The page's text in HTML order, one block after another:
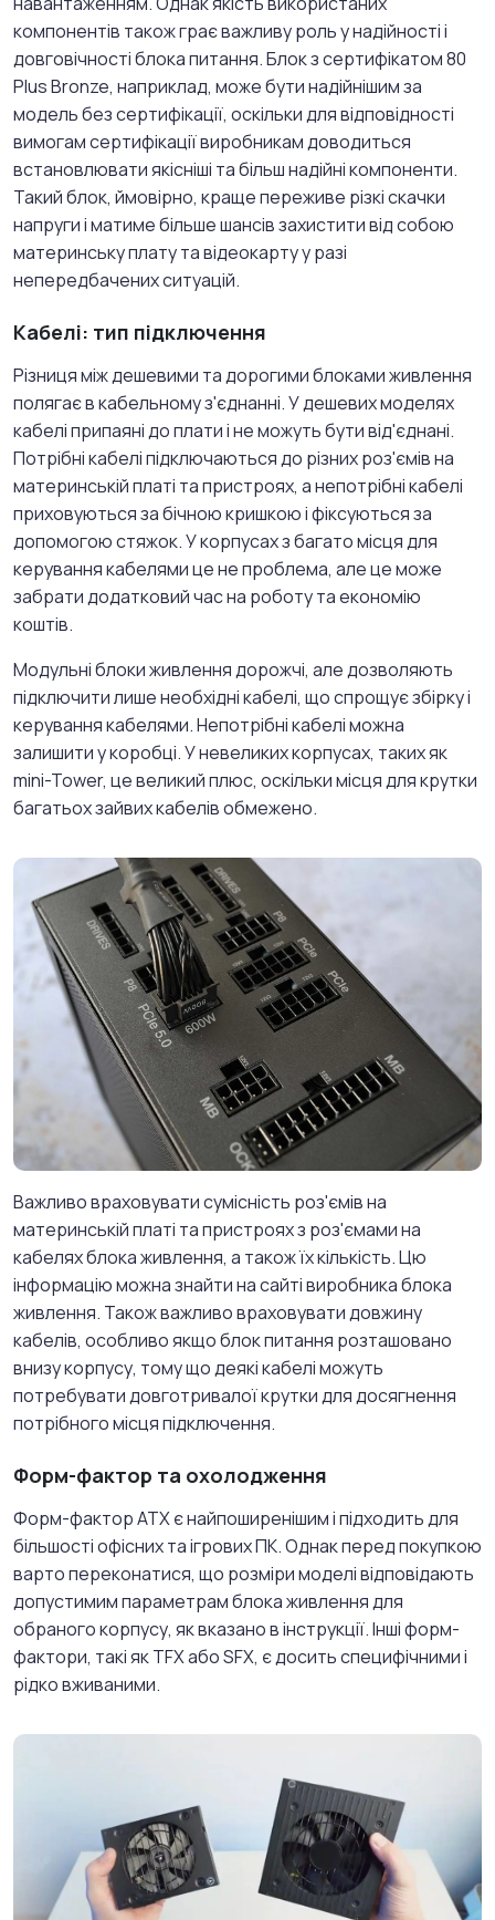
компонентів також грає важливу роль у надійності і
довговічності блока питання. Блок з сертифікатом 80
Plus Bronze, наприклад, може бути надійнішим за
модель без сертифікації, оскільки для відповідності
вимогам сертифікації виробникам доводиться
встановлювати якісніші та більш надійні компоненти.
Такий блок, ймовірно, краще переживе різкі скачки
напруги і матиме більше шансів захистити від собою
материнську плату та відеокарту у разі
непередбачених ситуацій.
Кабелі: тип підключення
Різниця між дешевими та дорогими блоками живлення
полягає в кабельному з'єднанні. У дешевих моделях
кабелі припаяні до плати і не можуть бути від'єднані.
Потрібні кабелі підключаються до різних роз'ємів на
материнській платі та пристроях, а непотрібні кабелі
приховуються за бічною кришкою і фіксуються за
допомогою стяжок. У корпусах з багато місця для
керування кабелями це не проблема, але це може
забрати додатковий час на роботу та економію
коштів.
Модульні блоки живлення дорожчі, але дозволяють
підключити лише необхідні кабелі, що спрощує збірку і
керування кабелями. Непотрібні кабелі можна
залишити у коробці. У невеликих корпусах, таких як
mini-Tower, це великий плюс, оскільки місця для крутки
багатьох зайвих кабелів обмежено.
Важливо враховувати сумісність роз'ємів на
материнській платі та пристроях з роз'ємами на
кабелях блока живлення, а також їх кількість. Цю
інформацію можна знайти на сайті виробника блока
живлення. Також важливо враховувати довжину
кабелів, особливо якщо блок питання розташовано
внизу корпусу, тому що деякі кабелі можуть
потребувати довготривалої крутки для досягнення
потрібного місця підключення.
Форм-фактор та охолодження
Форм-фактор ATX є найпоширенішим і підходить для
більшості офісних та ігрових ПК. Однак перед покупкою
варто переконатися, що розміри моделі відповідають
допустимим параметрам блока живлення для
обраного корпусу, як вказано в інструкції. Інші форм-
фактори, такі як TFX або SFX, є досить специфічними і
рідко вживаними.